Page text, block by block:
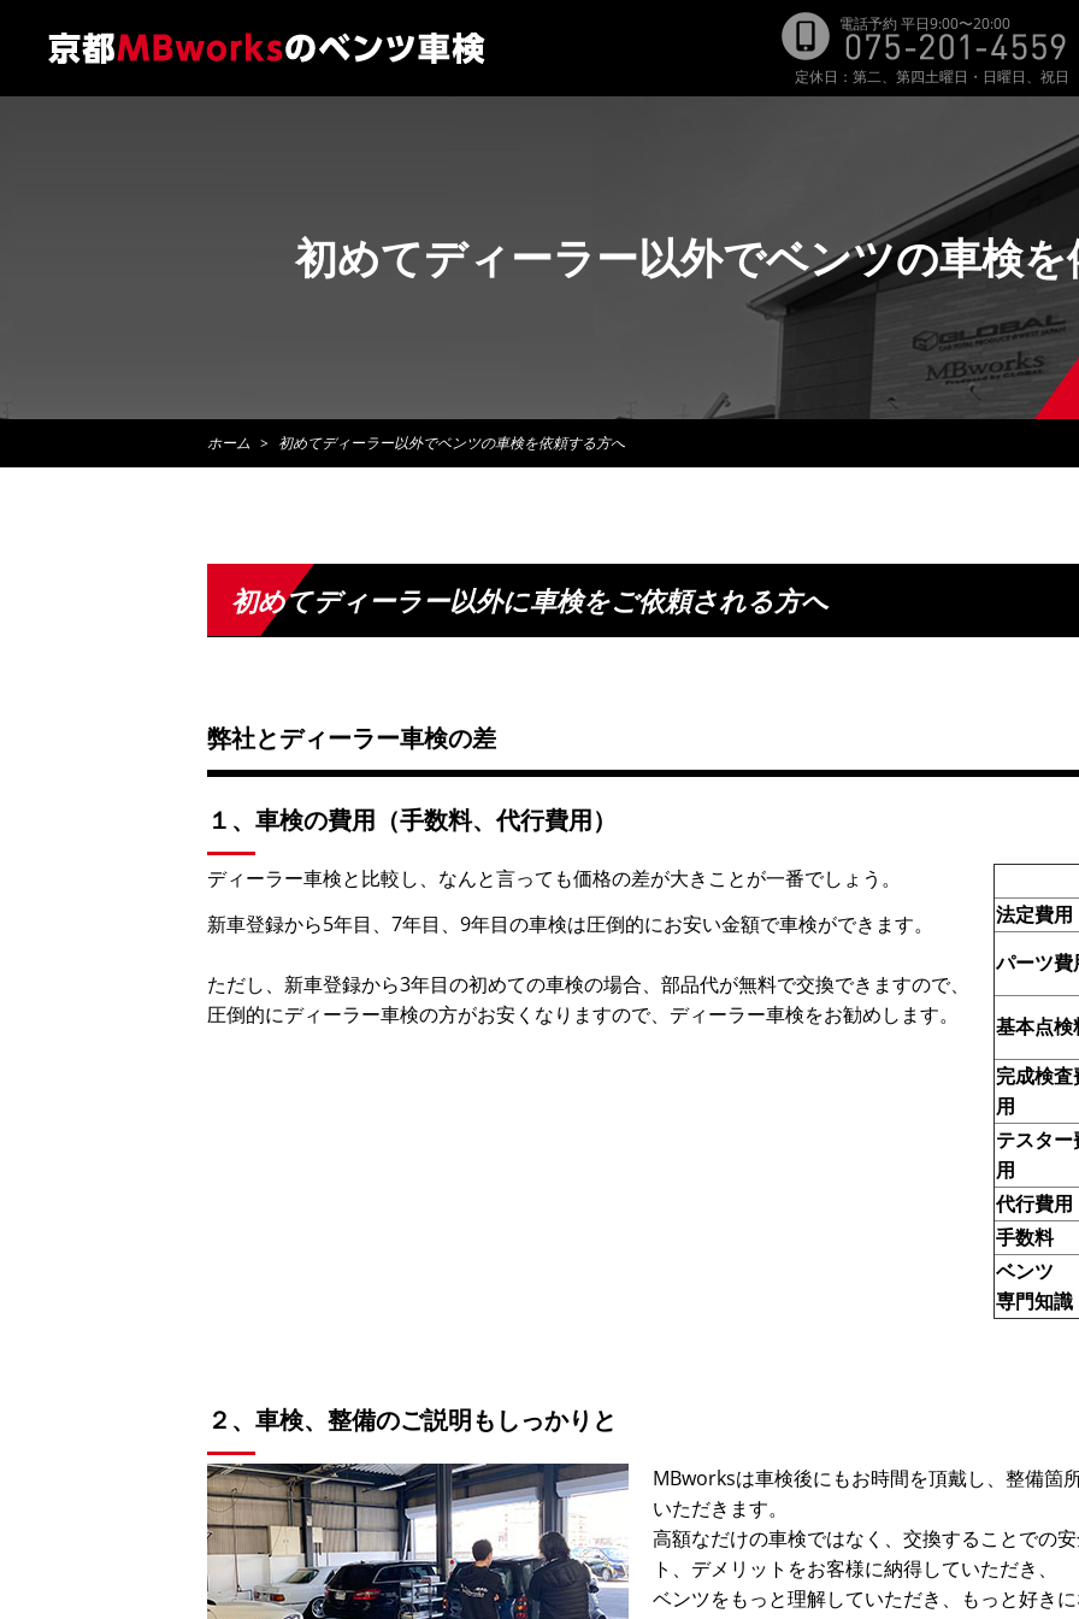
電話予約 平⽇9:00〜20:00
定休日：第二、第四土曜日・日曜日、祝日
初めてディーラー以外でベンツの車検
ホーム 初めてディーラー以外でベンツの車検を依頼する方へ
初めてディーラー以外に車検をご依頼される方へ
弊社とディーラー車検の差
１、車検の費用（手数料、代行費用）
ディーラー車検と比較し、なんと言っても価格の差が大きことが一番でしょう。
新車登録から5年目、7年目、9年目の車検は圧倒的にお安い金額で車検ができます。
ただし、新車登録から3年目の初めての車検の場合、部品代が無料で交換できますので、
圧倒的にディーラー車検の方がお安くなりますので、ディーラー車検をお勧めします。
法定費用
パーツ費
基本点検
完成検査
用
テスター
用
代行費用
手数料
ベンツ
専門知識
２、車検、整備のご説明もしっかりと
MBworksは車検後にもお時間を頂戴し、整備箇
いただきます。
高額なだけの車検ではなく、交換することでの
ト、デメリットをお客様に納得していただき、
ベンツをもっと理解していただき、もっと好き